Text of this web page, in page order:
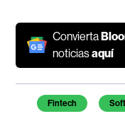
Convierta
noticiasaquí
Temas de este
Fintech